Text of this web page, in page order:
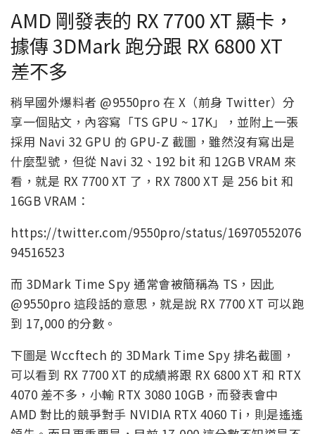
AMD 剛發表的 RX 7700 XT 顯卡，
據傳 3DMark 跑分跟 RX 6800 XT
差不多
稍早國外爆料者 @9550pro 在 X（前身 Twitter）分
享一個貼文，內容寫「TS GPU ~ 17K」，並附上一張
採用 Navi 32 GPU 的 GPU-Z 截圖，雖然沒有寫出是
什麼型號，但從 Navi 32、192 bit 和 12GB VRAM 來
看，就是 RX 7700 XT 了，RX 7800 XT 是 256 bit 和
16GB VRAM：
https://twitter.com/9550pro/status/16970552076
94516523
而 3DMark Time Spy 通常會被簡稱為 TS，因此
@9550pro 這段話的意思，就是說 RX 7700 XT 可以跑
到 17,000 的分數。
下圖是 Wccftech 的 3DMark Time Spy 排名截圖，
可以看到 RX 7700 XT 的成績將跟 RX 6800 XT 和 RTX
4070 差不多，小輸 RTX 3080 10GB，而發表會中
AMD 對比的競爭對手 NVIDIA RTX 4060 Ti，則是遙遙